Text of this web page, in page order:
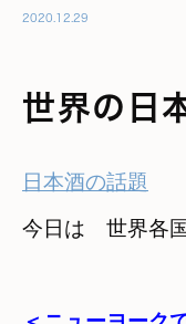
2020.12.29
世界の日
日本酒の話題